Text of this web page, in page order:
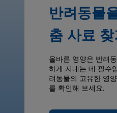
반려동물
춤 사료 찾
올바른 영양은 반려
하게 지내는 데 필수
려동물의 고유한 영
를 확인해 보세요.